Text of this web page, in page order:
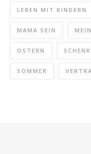
LEBEN MIT KINDERN
MAMA SEIN
OSTERN
SOMMER